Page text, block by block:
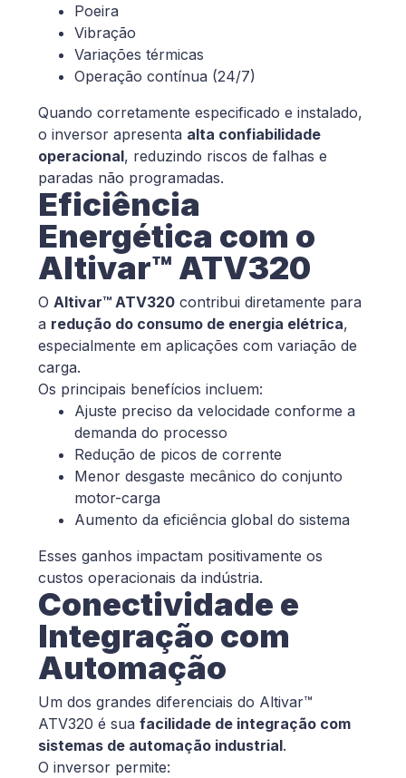
Poeira
Vibração
Variações térmicas
Operação contínua (24/7)
Quando corretamente especificado e instalado,
o inversor apresenta alta confiabilidade
operacional, reduzindo riscos de falhas e
paradas não programadas.
Eficiência
Energética com o
Altivar™ ATV320
OAltivar™ ATV320 contribui diretamente para
a redução do consumo de energia elétrica,
especialmente em aplicações com variação de
carga.
Os principais benefícios incluem:
Ajuste preciso da velocidade conforme a
demanda do processo
Redução de picos de corrente
Menor desgaste mecânico do conjunto
motor-carga
Aumento da eficiência global do sistema
Esses ganhos impactam positivamente os
custos operacionais da indústria.
Conectividade e
Integração com
Automação
Um dos grandes diferenciais do Altivar™
ATV320 é suafacilidade de integração com
sistemas de automação industrial.
O inversor permite: